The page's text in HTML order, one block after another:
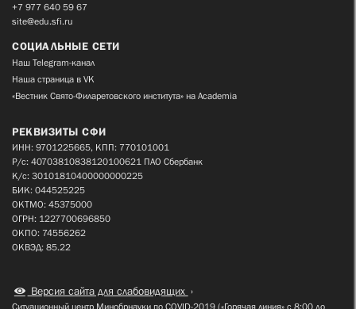
+7 977 640 59 67
site@edu.sfi.ru
СОЦИАЛЬНЫЕ СЕТИ
Наш Telegram-канал
Наша страница в VK
«Вестник Свято-Филаретовского института» на Academia
РЕКВИЗИТЫ СФИ
ИНН: 9701225665, КПП: 770101001
Р/с: 40703810838120100621 ПАО Сбербанк
К/с: 30101810400000000225
БИК: 044525225
ОКТМО: 45375000
ОГРН: 1227700696850
ОКПО: 74556262
ОКВЭД: 85.22
Версия сайта для слабовидящих
Ситуационный центр Минобрнауки по COVID-2019 («Горячая линия» с 8:00 до